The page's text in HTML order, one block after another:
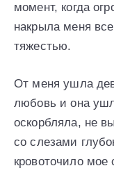
момент, когда
накрыла меня
тяжестью.
От меня ушла
любовь и она
оскорбляла, не
со слезами
кровоточило мое